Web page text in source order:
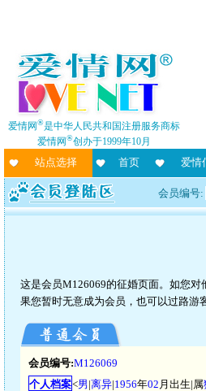
爱情网®是中华人民共和国注册服务商标
爱情网®创办于1999年10月
站点选择 首页 爱情
会员编号:
这是会员M126069的征婚页面。如您
果您暂时无意成为会员，也可以过路游
会员编号:M126069
个人档案<男|离异|1956年02 月出生|属